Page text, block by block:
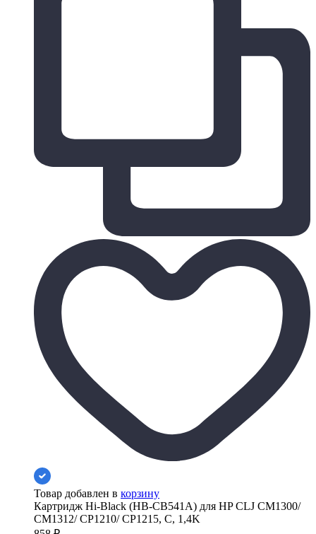
Товар добавлен в корзину
Картридж Hi-Black (HB-CB541A) для HP CLJ CM1300/
CM1312/ CP1210/ CP1215, C, 1,4K